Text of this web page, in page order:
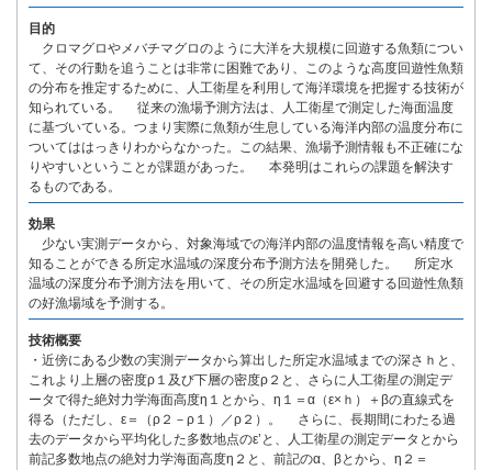
目的
クロマグロやメバチマグロのように大洋を大規模に回遊する魚類につい
て、その行動を追うことは非常に困難であり、このような高度回遊性魚類
の分布を推定するために、人工衛星を利用して海洋環境を把握する技術が
知られている。 従来の漁場予測方法は、人工衛星で測定した海面温度
に基づいている。つまり実際に魚類が生息している海洋内部の温度分布に
ついてははっきりわからなかった。この結果、漁場予測情報も不正確にな
りやすいということが課題があった。 本発明はこれらの課題を解決す
るものである。
効果
少ない実測データから、対象海域での海洋内部の温度情報を高い精度で
知ることができる所定水温域の深度分布予測方法を開発した。 所定水
温域の深度分布予測方法を用いて、その所定水温域を回避する回遊性魚類
の好漁場域を予測する。
技術概要
・近傍にある少数の実測データから算出した所定水温域までの深さｈと、
これより上層の密度ρ１及び下層の密度ρ２と、さらに人工衛星の測定デ
ータで得た絶対力学海面高度η１とから、η１＝α（ε×ｈ）＋βの直線式を
得る（ただし、ε＝（ρ２－ρ１）／ρ２）。 さらに、長期間にわたる過
去のデータから平均化した多数地点のε’と、人工衛星の測定データとから
前記多数地点の絶対力学海面高度η２と、前記のα、βとから、η２＝